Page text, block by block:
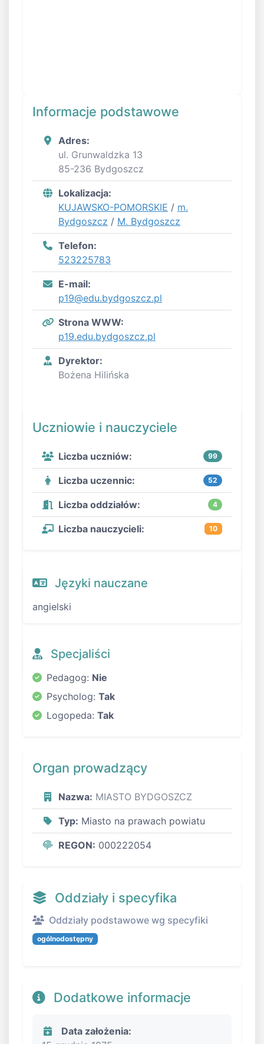
Informacje podstawowe
Adres:
ul. Grunwaldzka 13
85-236 Bydgoszcz
Lokalizacja:
KUJAWSKO-POMORSKIE / m.
Bydgoszcz / M. Bydgoszcz
Telefon:
523225783
E-mail:
p19@edu.bydgoszcz.pl
Strona WWW:
p19.edu.bydgoszcz.pl
Dyrektor:
Bożena Hilińska
Uczniowie i nauczyciele
Liczba uczniów: 99
Liczba uczennic: 52
Liczba oddziałów: 4
Liczba nauczycieli: 10
Języki nauczane
angielski
Specjaliści
Pedagog: Nie
Psycholog: Tak
Logopeda: Tak
Organ prowadzący
Nazwa: MIASTO BYDGOSZCZ
Typ: Miasto na prawach powiatu
REGON: 000222054
Oddziały i specyfika
Oddziały podstawowe wg specyfiki
ogólnodostępny
Dodatkowe informacje
Data założenia: